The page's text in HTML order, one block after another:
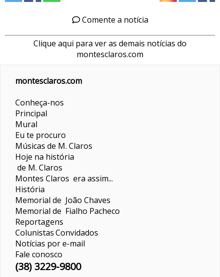
Comente a notícia
Clique aqui para ver as demais notícias do
montesclaros.com
montesclaros.com
Conheça-nos
Principal
Mural
Eu te procuro
Músicas de M. Claros
Hoje na história
de M. Claros
Montes Claros era assim...
História
Memorial de João Chaves
Memorial de Fialho Pacheco
Reportagens
ColunistasConvidados
Notícias por e-mail
Fale conosco
(38) 3229-9800